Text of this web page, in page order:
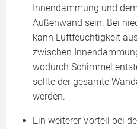
Innendämmung und
Außenwand sein. Bei
kann Luftfeuchtigkeit
zwischen
wodurch Schimmel
sollte der gesamte
werden.
Ein weiterer Vorteil bei